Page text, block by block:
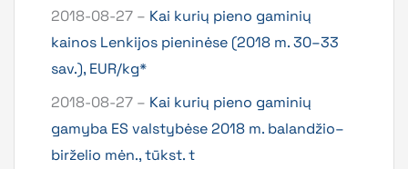
2018-08-27 – Kai kurių pieno gaminių
kainos Lenkijos pieninėse (2018 m. 30–33
sav.), EUR/kg*
2018-08-27 – Kai kurių pieno gaminių
gamyba ES valstybėse 2018 m. balandžio–
birželio mėn., tūkst. t